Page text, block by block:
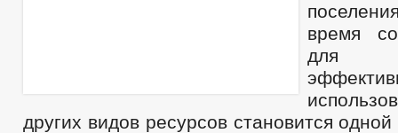
время
для
других видов ресурсов становится